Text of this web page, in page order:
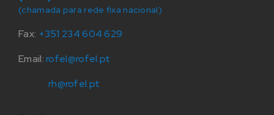
(chamada para rede fixa nacional)
Fax: +351 234 604 629
Email:rofel@rofel.pt
rh@rofel.pt